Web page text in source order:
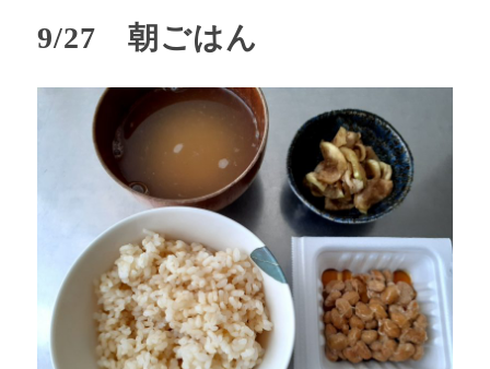
ー
9/27 朝ごはん